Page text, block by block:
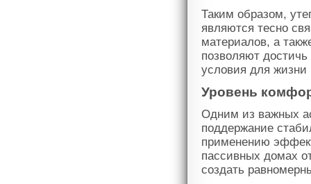
Таким образом,
являются тесно
материалов, а
позволяют
условия для жизни
Уровень
Одним из важных
поддержание
применению
пассивных домах
создать